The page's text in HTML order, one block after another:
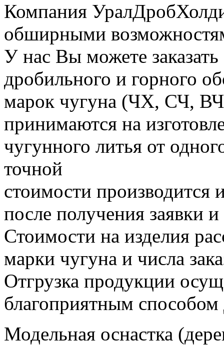
Компания
обширными
У нас Вы можете заказать
дробильного и горного
марок чугуна (ЧХ, СЧ,
принимаются на
чугунного литья от
точной
стоимости производится
после получения заявки
Стоимости на изделия
марки чугуна и числа
Отгрузка продукции
благоприятным способом
Модельная оснастка